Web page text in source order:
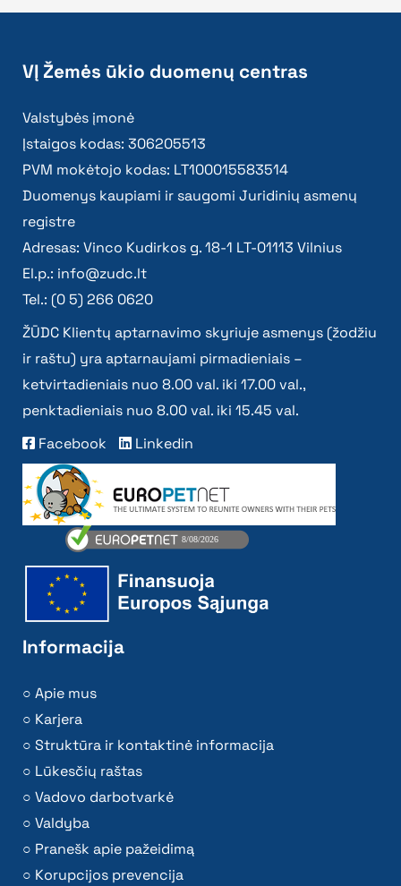
VĮ Žemės ūkio duomenų centras
Valstybės įmonė
Įstaigos kodas: 306205513
PVM mokėtojo kodas: LT100015583514
Duomenys kaupiami ir saugomi Juridinių asmenų
registre
Adresas: Vinco Kudirkos g. 18-1 LT-01113 Vilnius
El.p.: info@zudc.lt
Tel.: (0 5) 266 0620
ŽŪDC Klientų aptarnavimo skyriuje asmenys (žodžiu
ir raštu) yra aptarnaujami pirmadieniais –
ketvirtadieniais nuo 8.00 val. iki 17.00 val.,
penktadieniais nuo 8.00 val. iki 15.45 val.
Facebook
Linkedin
Informacija
Apie mus
Karjera
Struktūra ir kontaktinė informacija
Lūkesčių raštas
Vadovo darbotvarkė
Valdyba
Pranešk apie pažeidimą
Korupcijos prevencija